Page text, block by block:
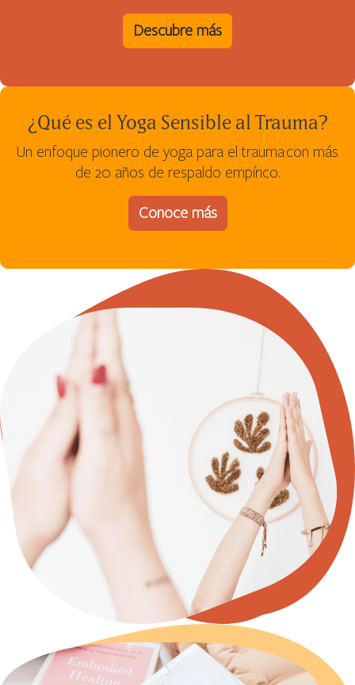
Descubre más
¿Qué es el Yoga Sensible al Trauma?
Un enfoque pionero de yoga para el trauma con más
de 20 años de respaldo empírico.
Conoce más